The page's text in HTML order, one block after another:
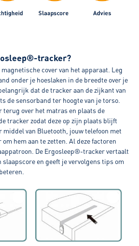
tracker?
cover van het apparaat. Leg
onder je hoeslaken in de breedte over je
dat de tracker aan de zijkant van
de sensorband ter hoogte van je torso.
terug over het matras en plaats de
tracker zodat deze op zijn plaats blijft
middel van Bluetooth, jouw telefoon met
hem aan te zetten. Al deze factoren
De Ergosleep®-tracker vertaalt
slaapscore en geeft je vervolgens tips om